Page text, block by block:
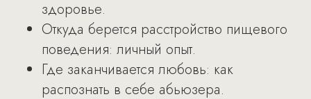
здоровье.
Откуда берется расстройство пищевого
поведения: личный опыт.
Где заканчивается любовь: как
распознать в себе абьюзера.